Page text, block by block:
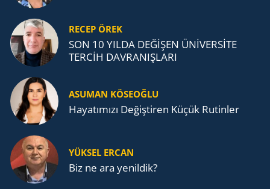
RECEP ÖREK
SON 10 YILDA DEĞİŞEN ÜNİVERSİTE
TERCİH DAVRANIŞLARI
ASUMAN KÖSEOĞLU
Ha­ya­tı­mı­zı De­ğiş­ti­ren Küçük Ru­tin­ler
YÜKSEL ERCAN
Biz ne ara yenildik?